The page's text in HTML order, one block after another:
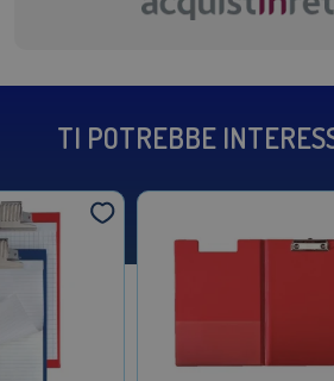
TI POTREBBE